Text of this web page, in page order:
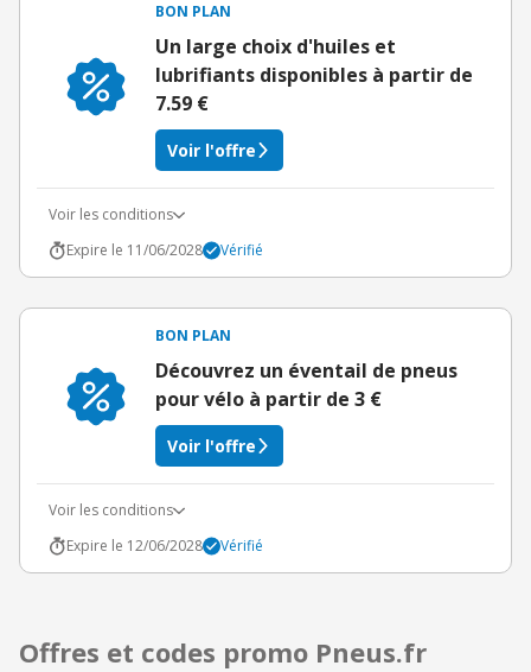
BON PLAN
Un large choix d'huiles et
lubrifiants disponibles à partir de
7.59 €
Voir l'offre
Voir les conditions
Expire le 11/06/2028
Vérifié
BON PLAN
Découvrez un éventail de pneus
pour vélo à partir de 3 €
Voir l'offre
Voir les conditions
Expire le 12/06/2028
Vérifié
Offres et codes promo Pneus.fr